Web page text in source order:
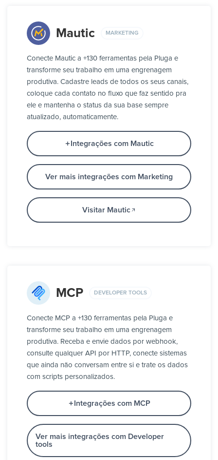
Mautic MARKETING
Conecte Mautic a +130 ferramentas pela Pluga e
transforme seu trabalho em uma engrenagem
produtiva. Cadastre leads de todos os seus canais,
coloque cada contato no fluxo que faz sentido pra
ele e mantenha o status da sua base sempre
atualizado, automaticamente.
Integrações com Mautic
Ver mais integrações com Marketing
Visitar Mautic
MCP DEVELOPER TOOLS
Conecte MCP a +130 ferramentas pela Pluga e
transforme seu trabalho em uma engrenagem
produtiva. Receba e envie dados por webhook,
consulte qualquer API por HTTP, conecte sistemas
que ainda não conversam entre si e trate os dados
com scripts personalizados.
Integrações com MCP
Ver mais integrações com Developer
tools